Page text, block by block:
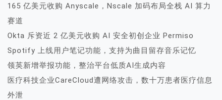
165 亿美元收购 Anyscale，Nscale 加码布局全栈 AI 算力
赛道
Okta 斥资近 2 亿美元收购 AI 安全初创企业 Permiso
Spotify 上线用户笔记功能，支持为曲目留存音乐记忆
领英新增举报功能，整治平台低质AI生成内容
医疗科技企业CareCloud遭网络攻击，数十万患者医疗信息
外泄